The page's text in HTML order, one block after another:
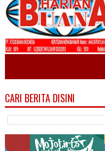
CARI BERITA DISINI